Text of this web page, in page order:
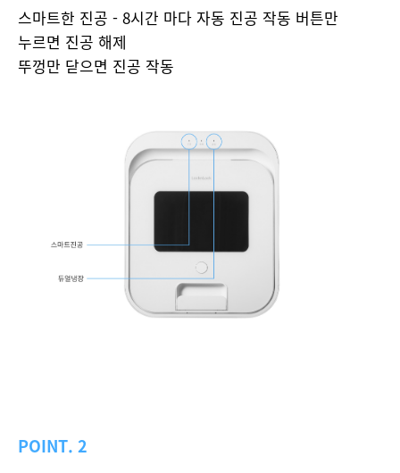
스마트한 진공 - 8시간 마다 자동 진공 작동 버튼만
누르면 진공 해제
뚜껑만 닫으면 진공 작동
POINT. 2